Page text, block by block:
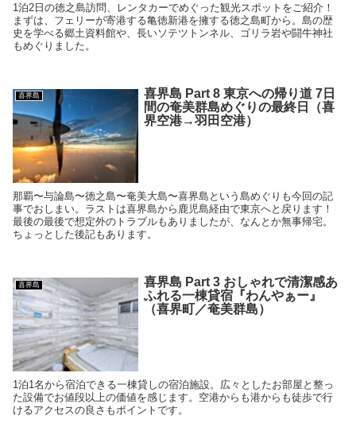
1泊2日の徳之島訪問、レンタカーでめぐった観光スポットをご紹介！
まずは、フェリーが寄港する亀徳新港を擁する徳之島町から。島の歴
史を学べる郷土資料館や、長いソテツトンネル、ゴリラ岩や闘牛神社
もめぐりました。
喜界島
喜界島 Part 8 東京への帰り道 7日
間の奄美群島めぐりの最終日（喜
界空港→羽田空港）
那覇〜与論島〜徳之島〜奄美大島〜喜界島という島めぐりも今回の記
事でおしまい。ラストは喜界島から鹿児島経由で東京へと戻ります！
最後の最後で想定外のトラブルもありましたが、なんとか無事帰宅。
ちょっとした後記もあります。
喜界島
喜界島 Part 3 おしゃれで清潔感あ
ふれる一棟貸宿『わんやぁー』
（喜界町／奄美群島）
1泊1名から宿泊できる一棟貸しの宿泊施設。広々としたお部屋と整っ
た設備でお値段以上の価値を感じます。空港からも港からも徒歩で行
けるアクセスの良さもポイントです。